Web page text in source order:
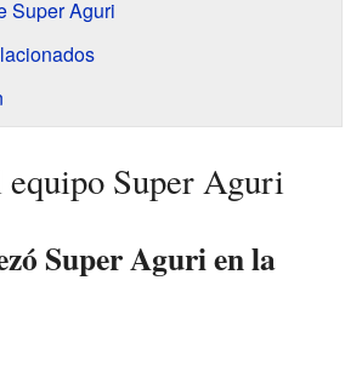
Super Aguri
Super Aguri
Super Aguri en la